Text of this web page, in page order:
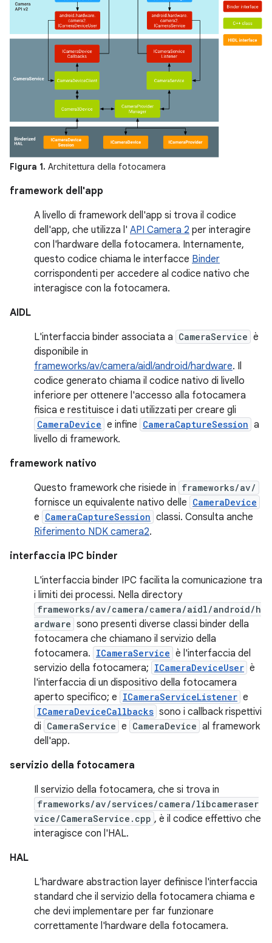
Figura 1. Architettura della fotocamera
framework dell'app
A livello di framework dell'app si trova il codice
dell'app, che utilizza l' API Camera 2 per interagire
con l'hardware della fotocamera. Internamente,
questo codice chiama le interfacce Binder
corrispondenti per accedere al codice nativo che
interagisce con la fotocamera.
AIDL
L'interfaccia binder associata a CameraService è
disponibile in
frameworks/av/camera/aidl/android/hardware. Il
codice generato chiama il codice nativo di livello
inferiore per ottenere l'accesso alla fotocamera
fisica e restituisce i dati utilizzati per creare gli
CameraDevice e infine CameraCaptureSession a
livello di framework.
framework nativo
Questo framework che risiede in frameworks/av/
fornisce un equivalente nativo delle CameraDevice
e CameraCaptureSession classi. Consulta anche
Riferimento NDK camera2.
interfaccia IPC binder
L'interfaccia binder IPC facilita la comunicazione tra
i limiti dei processi. Nella directory
frameworks/av/camera/camera/aidl/android/h
ardware sono presenti diverse classi binder della
fotocamera che chiamano il servizio della
fotocamera. ICameraService è l'interfaccia del
servizio della fotocamera; ICameraDeviceUser è
l'interfaccia di un dispositivo della fotocamera
aperto specifico; e ICameraServiceListener e
ICameraDeviceCallbacks sono i callback rispettivi
di CameraService e CameraDevice al framework
dell'app.
servizio della fotocamera
Il servizio della fotocamera, che si trova in
frameworks/av/services/camera/libcameraser
vice/CameraService.cpp , è il codice effettivo che
interagisce con l'HAL.
HAL
L'hardware abstraction layer definisce l'interfaccia
standard che il servizio della fotocamera chiama e
che devi implementare per far funzionare
correttamente l'hardware della fotocamera.